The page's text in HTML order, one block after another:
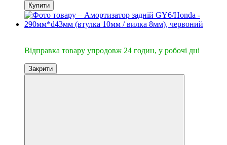
Купити
Відправка товару упродовж 24 годин, у робочі дні
Закрити